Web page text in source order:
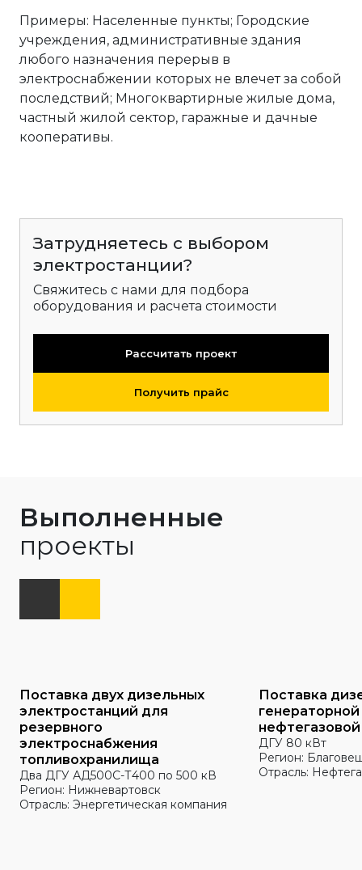
Примеры: Населенные пункты; Городские
учреждения, административные здания
любого назначения перерыв в
электроснабжении которых не влечет за собой
последствий; Многоквартирные жилые дома,
частный жилой сектор, гаражные и дачные
кооперативы.
Затрудняетесь с выбором
электростанции?
Свяжитесь с нами для подбора
оборудования и расчета стоимости
Рассчитать проект
Получить прайс
Выполненные
проекты
Поставка двух дизельных
электростанций для
резервного
электроснабжения
топливохранилища
Два ДГУ АД500С-Т400 по 500 кВ
Регион: Нижневартовск
Отрасль: Энергетическая компания
Поставка
ДГУ 80 кВт
Регион:
Отрасль: